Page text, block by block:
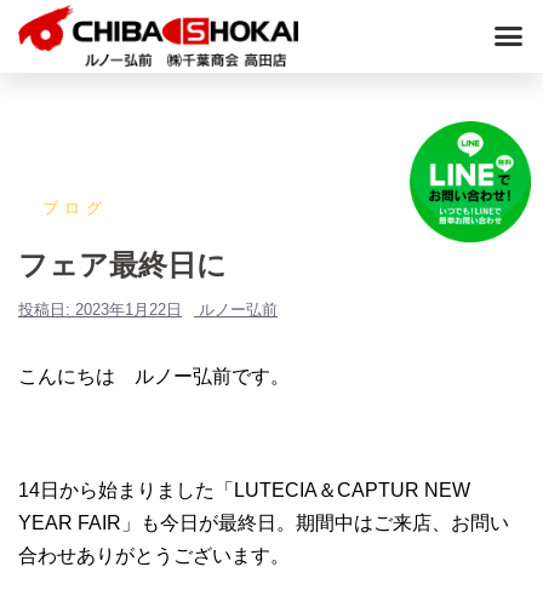
ブログ
フェア最終日に
投稿日: 2023年1月22日 ルノー弘前
こんにちは ルノー弘前です。
14日から始まりました「LUTECIA＆CAPTUR NEW
YEAR FAIR」も今日が最終日。期間中はご来店、お問い
合わせありがとうございます。